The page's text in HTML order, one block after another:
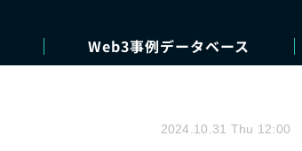
Web3事例データベース
2024.10.31 Thu 12:00